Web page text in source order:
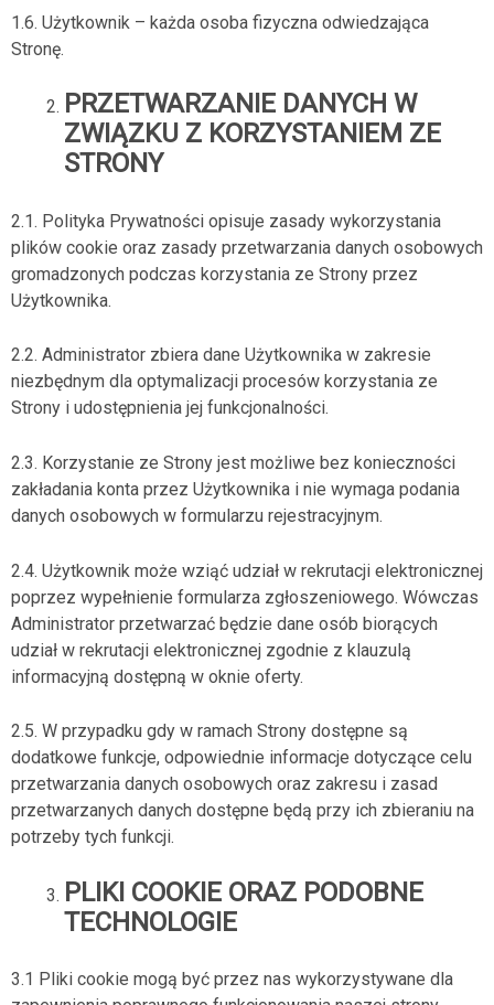
1.6. Użytkownik – każda osoba fizyczna odwiedzająca
Stronę.
PRZETWARZANIE DANYCH W
ZWIĄZKU Z KORZYSTANIEM ZE
STRONY
2.1. Polityka Prywatności opisuje zasady wykorzystania
plików cookie oraz zasady przetwarzania danych osobowych
gromadzonych podczas korzystania ze Strony przez
Użytkownika.
2.2. Administrator zbiera dane Użytkownika w zakresie
niezbędnym dla optymalizacji procesów korzystania ze
Strony i udostępnienia jej funkcjonalności.
2.3. Korzystanie ze Strony jest możliwe bez konieczności
zakładania konta przez Użytkownika i nie wymaga podania
danych osobowych w formularzu rejestracyjnym.
2.4. Użytkownik może wziąć udział w rekrutacji elektronicznej
poprzez wypełnienie formularza zgłoszeniowego. Wówczas
Administrator przetwarzać będzie dane osób biorących
udział w rekrutacji elektronicznej zgodnie z klauzulą
informacyjną dostępną w oknie oferty.
2.5. W przypadku gdy w ramach Strony dostępne są
dodatkowe funkcje, odpowiednie informacje dotyczące celu
przetwarzania danych osobowych oraz zakresu i zasad
przetwarzanych danych dostępne będą przy ich zbieraniu na
potrzeby tych funkcji.
PLIKI COOKIE ORAZ PODOBNE
TECHNOLOGIE
3.1 Pliki cookie mogą być przez nas wykorzystywane dla